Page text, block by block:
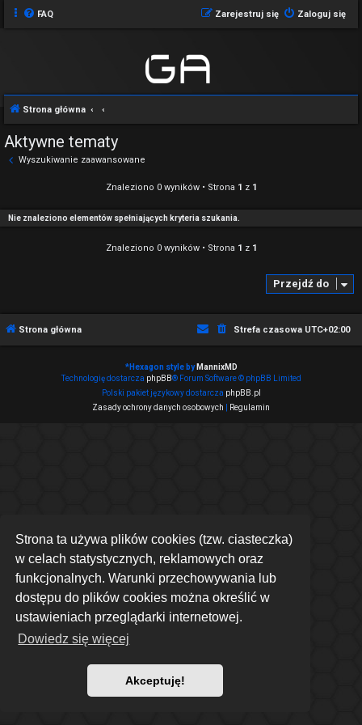
Strona ta używa plików cookies (tzw. ciasteczka)
w celach statystycznych, reklamowych oraz
funkcjonalnych. Warunki przechowywania lub
dostępu do plików cookies można określić w
ustawieniach przeglądarki internetowej.
Dowiedz się więcej
Akceptuję!
FAQ Zaloguj się
Zarejestruj się
Strona główna
Aktywne tematy
Wyszukiwanie zaawansowane
Znaleziono 0 wyników • Strona 1 z 1
Nie znaleziono elementów spełniających kryteria szukania.
Znaleziono 0 wyników • Strona 1 z 1
Przejdź do
Strona główna Strefa czasowa UTC+02:00
*Hexagon style by MannixMD
Technologię dostarcza phpBB® Forum Software © phpBB Limited
Polski pakiet językowy dostarcza phpBB.pl
Zasady ochrony danych osobowych
Regulamin